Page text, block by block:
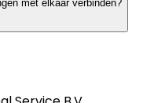
met elkaar verbinden?